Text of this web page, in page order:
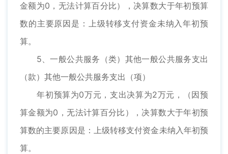
金额为0，无法计算百分比），决算数大于年初预算
数的主要原因是：上级转移支付资金未纳入年初预
算。
5、一般公共服务（类）其他一般公共服务支出
（款）其他一般公共服务支出（项）
年初预算为0万元，支出决算为2万元，（因预
算金额为0，无法计算百分比），决算数大于年初预
算数的主要原因是：上级转移支付资金未纳入年初预
算。